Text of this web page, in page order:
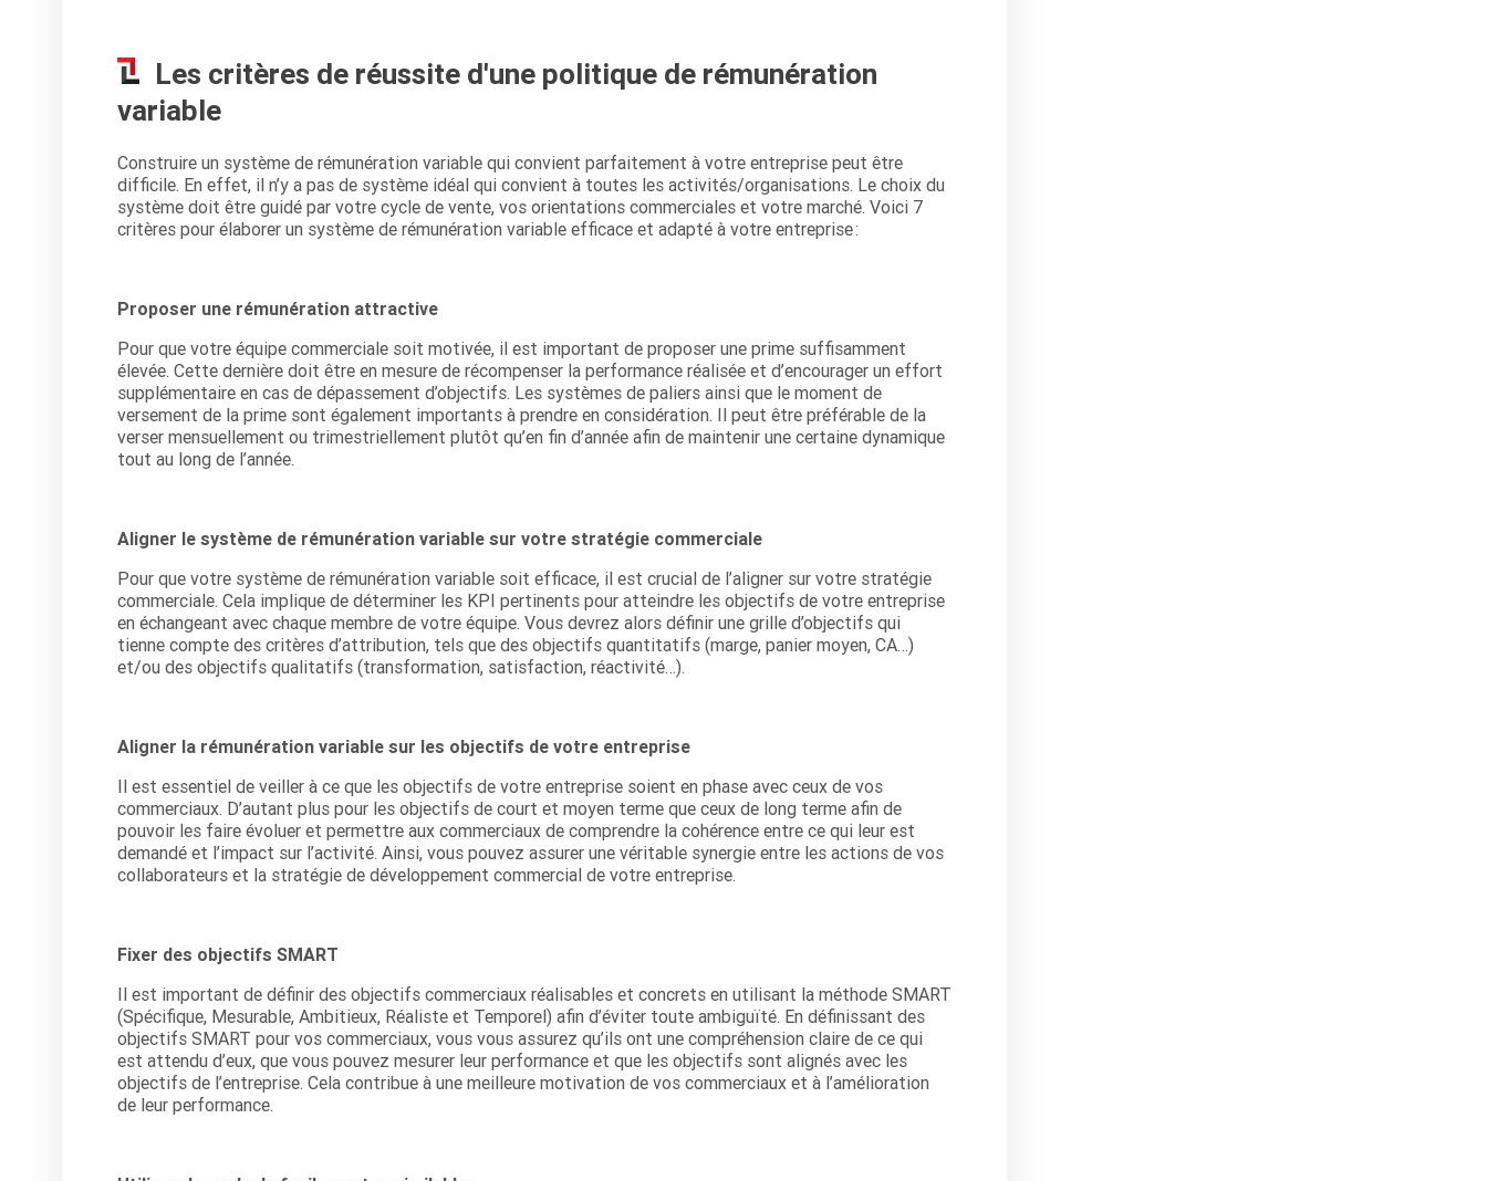
Les critères de réussite d'une politique de rémunération
variable
Construire un système de rémunération variable qui convient parfaitement à votre entreprise peut être
difficile. En effet, il n’y a pas de système idéal qui convient à toutes les activités/organisations. Le choix du
système doit être guidé par votre cycle de vente, vos orientations commerciales et votre marché. Voici 7
critères pour élaborer un système de rémunération variable efficace et adapté à votre entreprise :
Proposer une rémunération attractive
Pour que votre équipe commerciale soit motivée, il est important de proposer une prime suffisamment
élevée. Cette dernière doit être en mesure de récompenser la performance réalisée et d’encourager un effort
supplémentaire en cas de dépassement d’objectifs. Les systèmes de paliers ainsi que le moment de
versement de la prime sont également importants à prendre en considération. Il peut être préférable de la
verser mensuellement ou trimestriellement plutôt qu’en fin d’année afin de maintenir une certaine dynamique
tout au long de l’année.
Aligner le système de rémunération variable sur votre stratégie commerciale
Pour que votre système de rémunération variable soit efficace, il est crucial de l’aligner sur votre stratégie
commerciale. Cela implique de déterminer les KPI pertinents pour atteindre les objectifs de votre entreprise
en échangeant avec chaque membre de votre équipe. Vous devrez alors définir une grille d’objectifs qui
tienne compte des critères d’attribution, tels que des objectifs quantitatifs (marge, panier moyen, CA…)
et/ou des objectifs qualitatifs (transformation, satisfaction, réactivité…).
Aligner la rémunération variable sur les objectifs de votre entreprise
Il est essentiel de veiller à ce que les objectifs de votre entreprise soient en phase avec ceux de vos
commerciaux. D’autant plus pour les objectifs de court et moyen terme que ceux de long terme afin de
pouvoir les faire évoluer et permettre aux commerciaux de comprendre la cohérence entre ce qui leur est
demandé et l’impact sur l’activité. Ainsi, vous pouvez assurer une véritable synergie entre les actions de vos
collaborateurs et la stratégie de développement commercial de votre entreprise.
Fixer des objectifs SMART
Il est important de définir des objectifs commerciaux réalisables et concrets en utilisant la méthode SMART
(Spécifique, Mesurable, Ambitieux, Réaliste et Temporel) afin d’éviter toute ambiguïté. En définissant des
objectifs SMART pour vos commerciaux, vous vous assurez qu’ils ont une compréhension claire de ce qui
est attendu d’eux, que vous pouvez mesurer leur performance et que les objectifs sont alignés avec les
objectifs de l’entreprise. Cela contribue à une meilleure motivation de vos commerciaux et à l’amélioration
de leur performance.